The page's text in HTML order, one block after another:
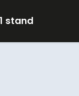
stand